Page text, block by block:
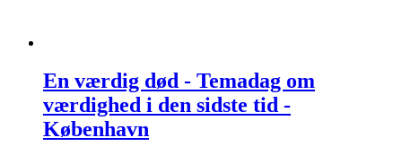
En værdig død - Temadag om
værdighed i den sidste tid -
København